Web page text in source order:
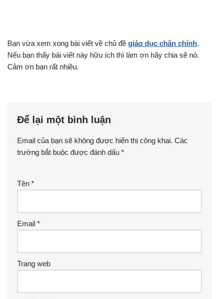
Bạn vừa xem xong bài viết về chủ đề giáo dục chân chính.
Nếu bạn thấy bài viết này hữu ích thì làm ơn hãy chia sẽ nó.
Cảm ơn bạn rất nhiều.
Để lại một bình luận
Email của bạn sẽ không được hiển thị công khai. Các
trường bắt buộc được đánh dấu *
Tên *
Email *
Trang web